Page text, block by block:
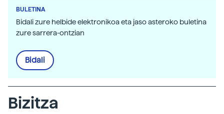
BULETINA
Bidali zure helbide elektronikoa eta jaso asteroko buletina
zure sarrera-ontzian
Bidali
Bizitza